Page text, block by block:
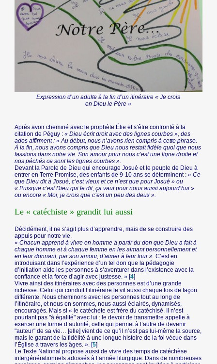
Expression d’un adulte à la fin d’un itinéraire « Je crois
en Dieu le Père »
Après avoir cheminé avec le prophète Élie et s’être confronté à la
citation de Péguy :« Dieu écrit droit avec des lignes courbes », des
ados affirment : « Au début, nous n’avons rien compris à cette phrase.
À la fin, nous avons compris que Dieu nous restait fidèle quoi que nous
fassions dans notre vie. Son amour pour nous c’est une ligne droite et
nos péchés ce sont les lignes courbes ».
Devant la Parole de Dieu qui encourage Josué et le peuple de Dieu à
entrer en Terre Promise, des enfants de 9-10 ans se déterminent :« Ce
que Dieu dit à Josué, c’est vieux et ce n’est que pour Josué » ou
« Puisque c’est Dieu qui le dit, ça vaut pour nous aussi aujourd’hui »
ou encore « Moi, je crois que c’est un peu des deux ».
Le « catéchiste » grandit lui aussi
Décidément, il ne s’agit plus d’apprendre, mais de se construire des
appuis pour notre vie.
« Chacun apprend à vivre en homme à partir du don que Dieu a fait à
chaque homme et à chaque femme en les aimant personnellement et
en leur donnant, par son amour, d’aimer à leur tour » . C’est en
introduisant dans l’expérience d’un tel don que la pédagogie
d’initiation aide les personnes à s’aventurer dans l’existence avec la
confiance et la force d’agir avec justesse. » [4]
Vivre ainsi des itinéraires avec des personnes est d’une grande
richesse. Celui qui conduit l’itinéraire le vit aussi chaque fois de façon
différente. Nous cheminons avec les personnes tout au long de
l’itinéraire, et nous en sommes, nous aussi éclairés, dynamisés,
encouragés. Mais si « le catéchète est frère du catéchisé. Il n’est
pourtant pas "à égalité" avec lui : le devoir de transmettre appelle à
exercer une forme d’autorité, celle qui permet à l’autre de devenir
"auteur" de sa vie… [elle] vient de ce qu’il n’est pas lui-même la source,
mais le garant de la fidélité à une longue histoire de la foi vécue dans
l’Église à travers les âges. ». [5]
Le Texte National propose aussi de vivre des temps de catéchèse
intergénérationnels adossés à l’année liturgique. Dans de nombreuses